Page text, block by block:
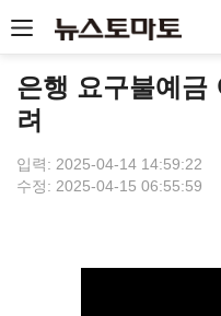
은행 요구불예금
려
입력: 2025-04-14 14:59:22
수정: 2025-04-15 06:55:59